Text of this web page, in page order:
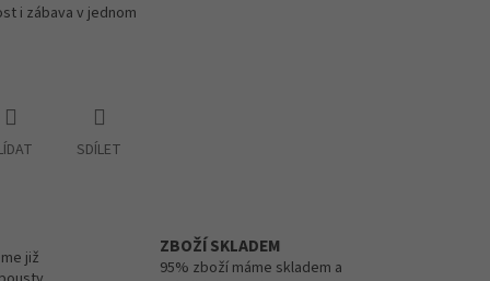
i zábava v jednom
SDÍLET
již
ZBOŽÍ SKLADEM
95% zboží máme skladem a